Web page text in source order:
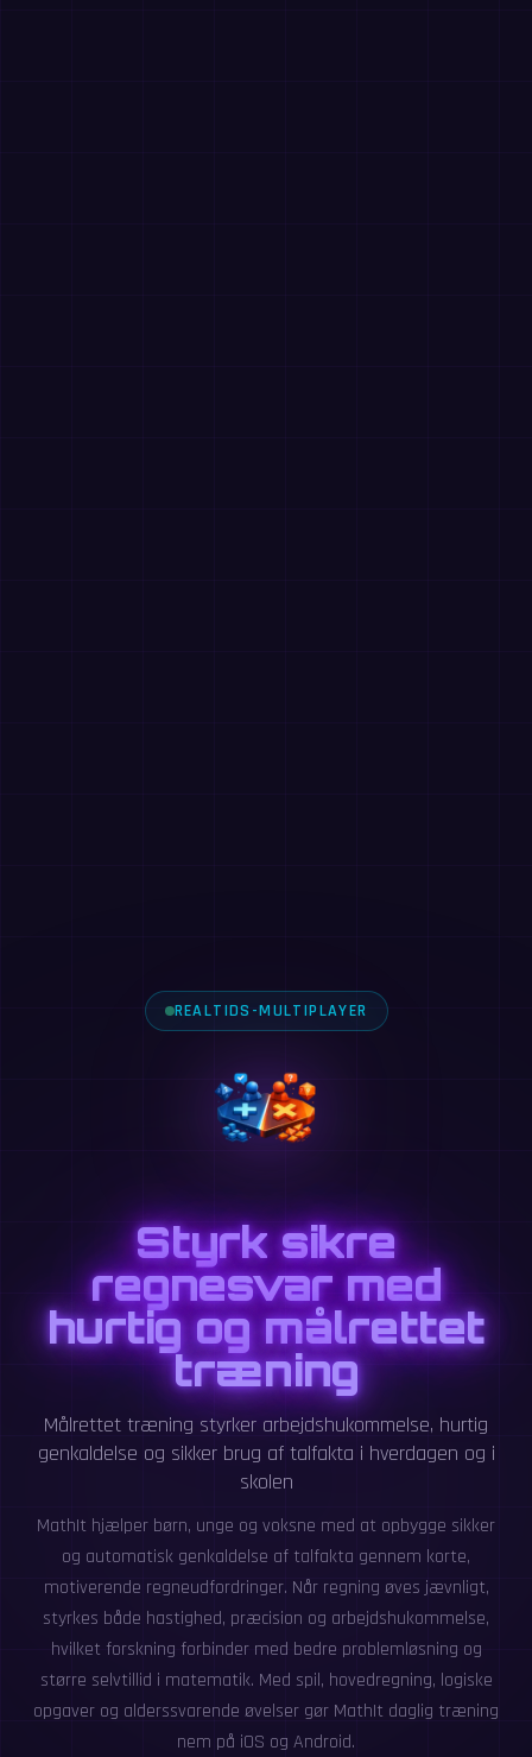
REALTIDS-MULTIPLAYER
Styrk sikre
regnesvar med
hurtig og målrettet
træning
Målrettet træning styrker arbejdshukommelse, hurtig
genkaldelse og sikker brug af talfakta i hverdagen og i
skolen
MathIt hjælper børn, unge og voksne med at opbygge sikker
og automatisk genkaldelse af talfakta gennem korte,
motiverende regneudfordringer. Når regning øves jævnligt,
styrkes både hastighed, præcision og arbejdshukommelse,
hvilket forskning forbinder med bedre problemløsning og
større selvtillid i matematik. Med spil, hovedregning, logiske
opgaver og alderssvarende øvelser gør MathIt daglig træning
nem på iOS og Android.